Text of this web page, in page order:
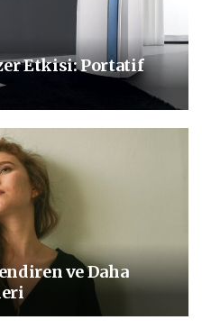
Etkisi: Portatif
ve Daha